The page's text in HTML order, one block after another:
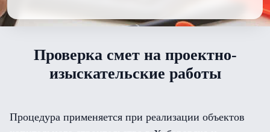
Проверка смет на проектно-
изыскательские работы
Процедура применяется при реализации объектов